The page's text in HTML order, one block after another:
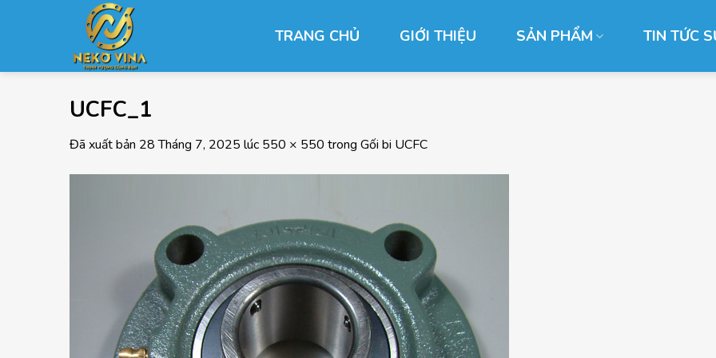
dung
TRANG CHỦ GIỚI THIỆU SẢN PHẨM TIN TỨC
UCFC_1
Đã xuất bản 28 Tháng 7, 2025 lúc 550 × 550 trong Gối bi UCFC